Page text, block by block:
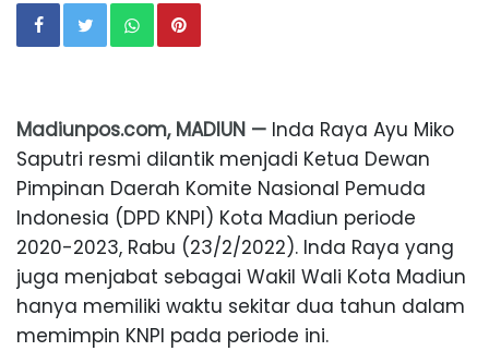
Madiunpos.com, MADIUN — Inda Raya Ayu Miko
Saputri resmi dilantik menjadi Ketua Dewan
Pimpinan Daerah Komite Nasional Pemuda
Indonesia (DPD KNPI) Kota Madiun periode
2020-2023, Rabu (23/2/2022). Inda Raya yang
juga menjabat sebagai Wakil Wali Kota Madiun
hanya memiliki waktu sekitar dua tahun dalam
memimpin KNPI pada periode ini.